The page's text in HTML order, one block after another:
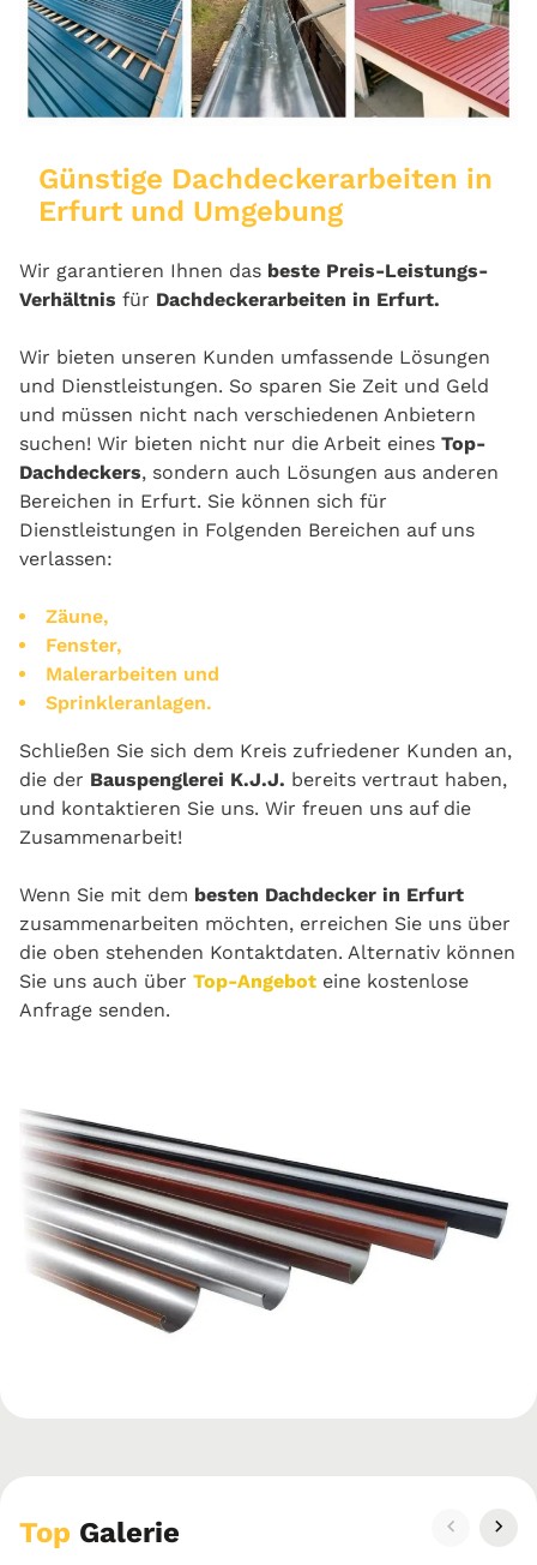
Günstige Dachdeckerarbeiten in
Erfurt und Umgebung
Wir garantieren Ihnen das beste Preis-Leistungs-
Verhältnis für Dachdeckerarbeiten in Erfurt.
Wir bieten unseren Kunden umfassende Lösungen
und Dienstleistungen. So sparen Sie Zeit und Geld
und müssen nicht nach verschiedenen Anbietern
suchen! Wir bieten nicht nur die Arbeit eines Top-
Dachdeckers, sondern auch Lösungen aus anderen
Bereichen in Erfurt. Sie können sich für
Dienstleistungen in Folgenden Bereichen auf uns
verlassen:
Zäune,
Fenster,
Malerarbeiten und
Sprinkleranlagen.
Schließen Sie sich dem Kreis zufriedener Kunden an,
die der Bauspenglerei K.J.J. bereits vertraut haben,
und kontaktieren Sie uns. Wir freuen uns auf die
Zusammenarbeit!
Wenn Sie mit dem besten Dachdecker in Erfurt
zusammenarbeiten möchten, erreichen Sie uns über
die oben stehenden Kontaktdaten. Alternativ können
Sie uns auch über Top-Angebot eine kostenlose
Anfrage senden.
Top Galerie